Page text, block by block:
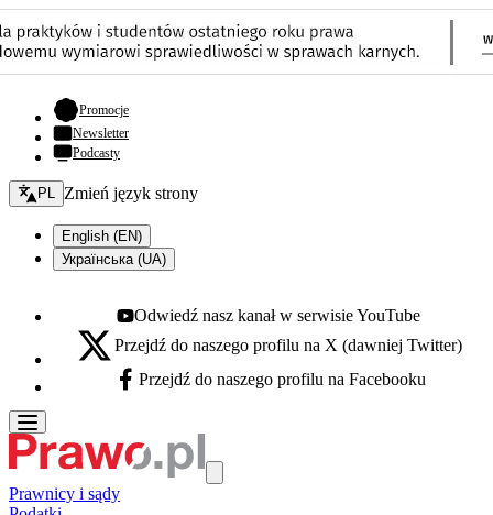
Promocje- otwiera się w nowej karcie
Newsletter
Podcasty
Zmień język - bieżący:
PL Zmień język strony
English (EN)
Українська (UA)
Youtube - otwiera się w nowej karcie
Odwiedź nasz kanał w serwisie YouTube
X - otwiera się w nowej karcie
Przejdź do naszego profilu na X (dawniej Twitter)
Facebook - otwiera się w nowej karcie
Przejdź do naszego profilu na Facebooku
Prawnicy i sądy